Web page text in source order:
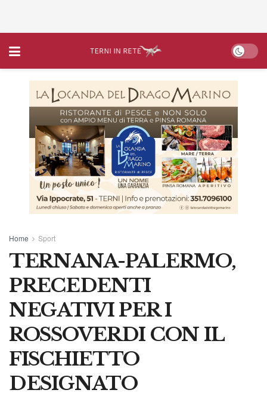
Home Sport
TERNANA-PALERMO,
PRECEDENTI
NEGATIVI PER I
ROSSOVERDI CON IL
FISCHIETTO
DESIGNATO